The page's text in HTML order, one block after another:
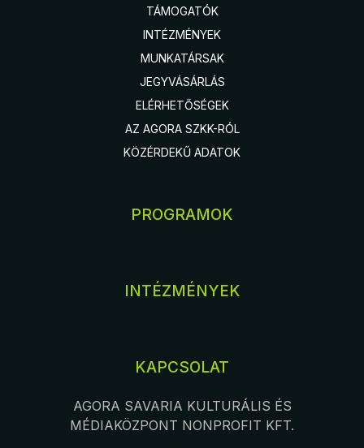
TÁMOGATÓK
INTÉZMÉNYEK
MUNKATÁRSAK
JEGYVÁSÁRLÁS
ELÉRHETŐSÉGEK
AZ AGORA SZKK-RÓL
KÖZÉRDEKŰ ADATOK
PROGRAMOK
INTÉZMÉNYEK
KAPCSOLAT
AGORA SAVARIA KULTURÁLIS ÉS
MÉDIAKÖZPONT NONPROFIT KFT.